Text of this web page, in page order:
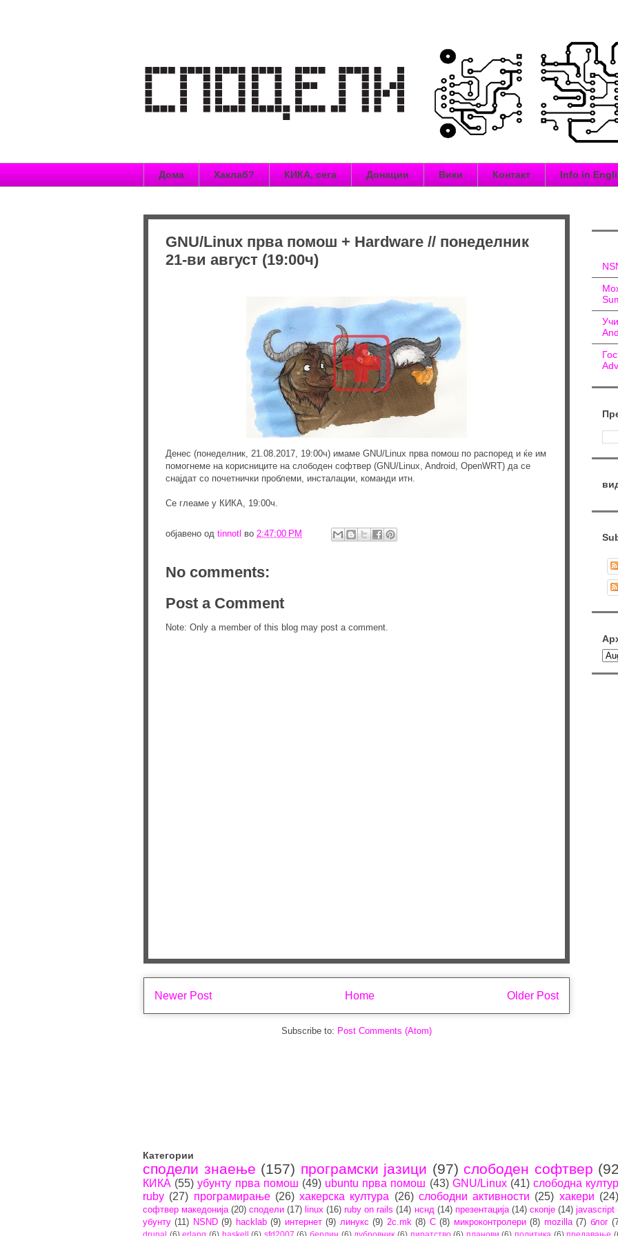
Дома Хаклаб? КИКА, сега Донации Вики Контакт Info in
GNU/Linux прва помош + Hardware // понеделник
21-ви август (19:00ч)
Денес (понеделник, 21.08.2017, 19:00ч) имаме GNU/Linux прва помош по распоред и ќе им
помогнеме на корисниците на слободен софтвер (GNU/Linux, Android, OpenWRT) да се
снајдат со почетнички проблеми, инсталации, команди итн.
Се глеаме у КИКА, 19:00ч.
објавено од tinnotl во 2:47:00 PM
No comments:
Post a Comment
Note: Only a member of this blog may post a comment.
Newer Post Older Post
Home
Subscribe to: Post Comments (Atom)
Категории
сподели знаење (157) програмски јазици (97) слободен софтвер
КИКА (55) убунту прва помош (49) ubuntu прва помош (43) GNU/Linux (41) слободна
ruby (27) програмирање (26) хакерска култура (26) слободни активности (25) хакери (24)
софтвер македонија (20) сподели (17) linux (16) ruby on rails (14) нснд (14) презентација (14) скопје (14) javascript
убунту (11) NSND (9) hacklab (9) интернет (9) линукс (9) 2c.mk (8) C (8) микроконтролери (8) mozilla (7) блог
drupal (6) erlang (6) haskell (6) sfd2007 (6) берлин (6) дубровник (6) пиратство (6) планови (6) политика (6) предавање